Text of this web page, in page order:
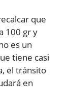
que
100 gr y
es un
tiene casi
el tránsito
en